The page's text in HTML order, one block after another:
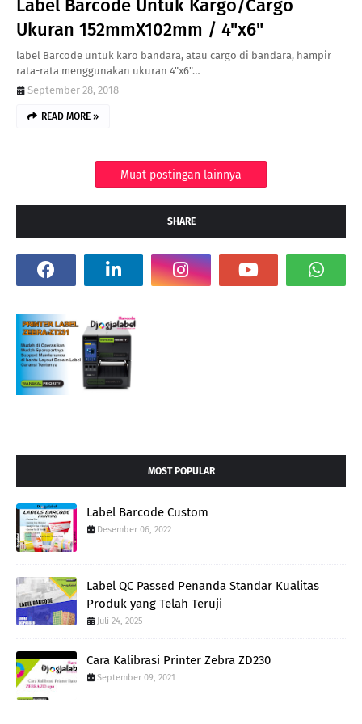
Label Barcode Untuk Kargo/Cargo
Ukuran 152mmX102mm / 4"x6"
label Barcode untuk karo bandara, atau cargo di bandara, hampir
rata-rata menggunakan ukuran 4"x6"…
September 28, 2018
READ MORE »
Muat postingan lainnya
SHARE
MOST POPULAR
Label Barcode Custom
Desember 06, 2022
Label QC Passed Penanda Standar Kualitas
Produk yang Telah Teruji
Juli 24, 2025
Cara Kalibrasi Printer Zebra ZD230
September 09, 2021